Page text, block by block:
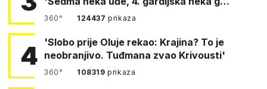
360° 124437prikaza
4
'Slobo prije Oluje rekao: Krajina? To je
neobranjivo. Tuđmana zvao Krivousti'
360° 108319prikaza